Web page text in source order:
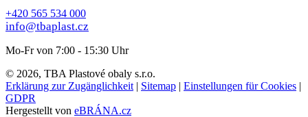
+420 565 534 000
info@tbaplast.cz
Mo-Fr von 7:00 - 15:30 Uhr
© 2026, TBA Plastové obaly s.r.o.
Erklärung zur Zugänglichkeit | Sitemap | Einstellungen für Cookies |
GDPR
Hergestellt von eBRÁNA.cz